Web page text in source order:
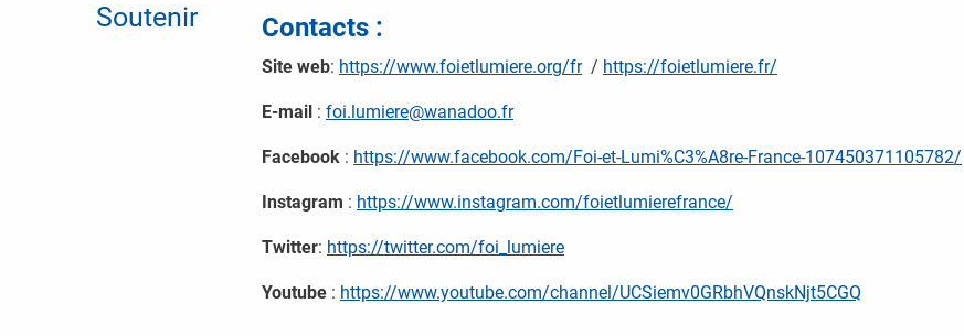
Soutenir Contacts :
Site web: https://www.foietlumiere.org/fr/ https://foietlumiere.fr/
E-mail : foi.lumiere@wanadoo.fr
Facebook : https://www.facebook.com/Foi-et-Lumi%C3%A8re-France-107450371105782/
Instagram : https://www.instagram.com/foietlumierefrance/
Twitter: https://twitter.com/foi_lumiere
Youtube : https://www.youtube.com/channel/UCSiemv0GRbhVQnskNjt5CGQ